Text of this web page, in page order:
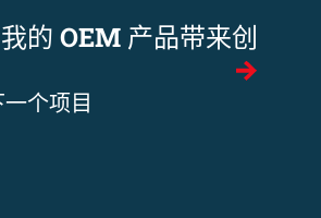
的 OEM 产品带来创
个项目